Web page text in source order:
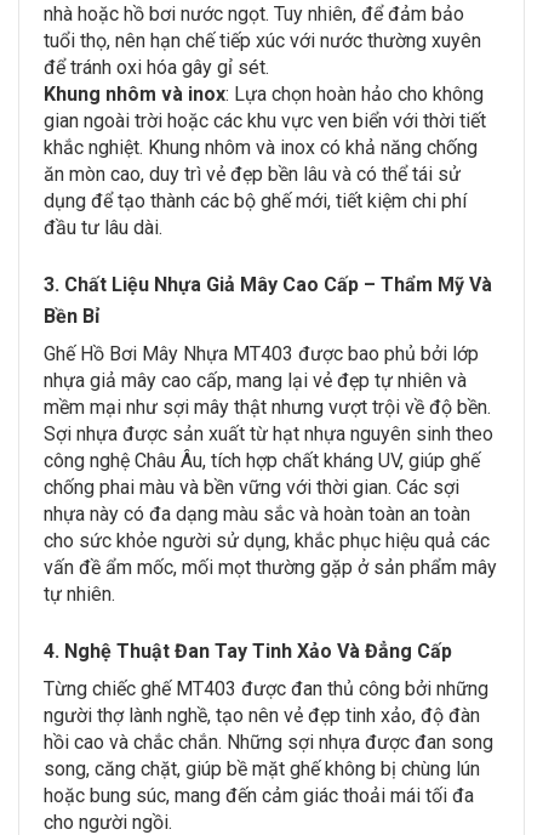
nhà hoặc hồ bơi nước ngọt. Tuy nhiên, để đảm bảo
tuổi thọ, nên hạn chế tiếp xúc với nước thường xuyên
để tránh oxi hóa gây gỉ sét.
Khung nhôm và inox: Lựa chọn hoàn hảo cho không
gian ngoài trời hoặc các khu vực ven biển với thời tiết
khắc nghiệt. Khung nhôm và inox có khả năng chống
ăn mòn cao, duy trì vẻ đẹp bền lâu và có thể tái sử
dụng để tạo thành các bộ ghế mới, tiết kiệm chi phí
đầu tư lâu dài.
3. Chất Liệu Nhựa Giả Mây Cao Cấp – Thẩm Mỹ Và
Bền Bỉ
Ghế Hồ Bơi Mây Nhựa MT403 được bao phủ bởi lớp
nhựa giả mây cao cấp, mang lại vẻ đẹp tự nhiên và
mềm mại như sợi mây thật nhưng vượt trội về độ bền.
Sợi nhựa được sản xuất từ hạt nhựa nguyên sinh theo
công nghệ Châu Âu, tích hợp chất kháng UV, giúp ghế
chống phai màu và bền vững với thời gian. Các sợi
nhựa này có đa dạng màu sắc và hoàn toàn an toàn
cho sức khỏe người sử dụng, khắc phục hiệu quả các
vấn đề ẩm mốc, mối mọt thường gặp ở sản phẩm mây
tự nhiên.
4. Nghệ Thuật Đan Tay Tinh Xảo Và Đẳng Cấp
Từng chiếc ghế MT403 được đan thủ công bởi những
người thợ lành nghề, tạo nên vẻ đẹp tinh xảo, độ đàn
hồi cao và chắc chắn. Những sợi nhựa được đan song
song, căng chặt, giúp bề mặt ghế không bị chùng lún
hoặc bung súc, mang đến cảm giác thoải mái tối đa
cho người ngồi.